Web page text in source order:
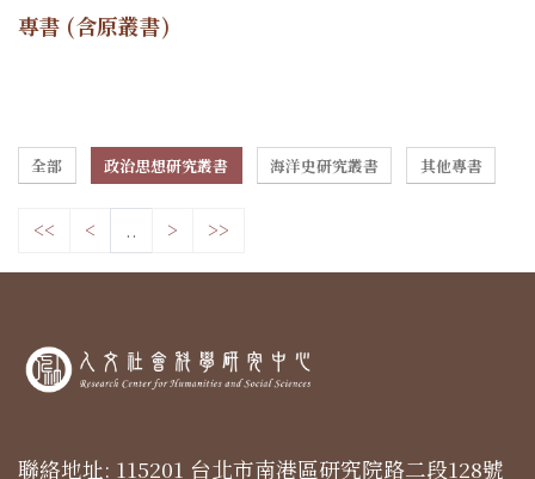
專書 (含原叢書)
全部 政治思想研究叢書 海洋史研究叢書 其他專書
<< < .. > >>
聯絡地址: 115201 台北市南港區研究院路二段128號